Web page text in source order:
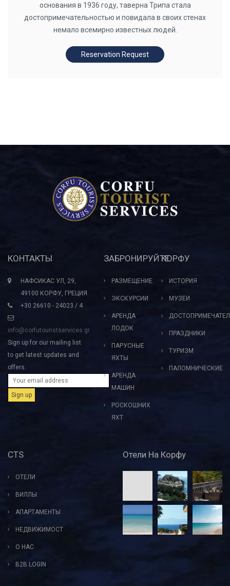
основания в 1936 году, таверна Трипа стала
достопримечательностью и повидала в своих стенах
немало всемирно известных людей.
Reservation Request
КОНТАКТЫ
НАФСИКАС УЛ, 29,
49100 КОРФУ, ГРЕЦИЯ
+30 26610 - 24023 / 4
info@corfutouristservices.gr
Sign up for our mailing list
to get latest updates and
offers.
ЗАБРОНИРУЙТЕ
РАЗМЕЩЕНИЕ
ЭКСКУРСИИ
АРЕНДА
ЛОДОК
ПАРУСНЫЕ
ЯХТЫ
АРЕНДА
МАШИН
РОСКОШНИХ
ЯХТ
КОРФУ
ИСТОРИЯ
МУЗЕИ
ПРАЗДНИКИ
ТУРИЗМ
ПАЛОМНИЧЕСКИЕ
CTS
ОТЕЛИ
ВИЛЛЫ
АПАРТАМЕНТЫ
НЕДВИЖИМОСТ
О НАС
B2B LOGIN
Отели На Корфу